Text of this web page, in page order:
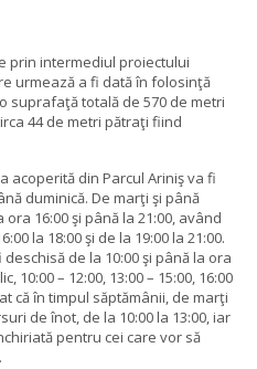
prin intermediul proiectului
urmează a fi dată în folosinţă
suprafaţă totală de 570 de metri
44 de metri pătraţi fiind
acoperită din Parcul Ariniş va fi
duminică. De marţi şi până
16:00 şi până la 21:00, având
la 18:00 şi de la 19:00 la 21:00.
de la 10:00 şi până la ora
10:00 – 12:00, 13:00 – 15:00, 16:00
că în timpul săptămânii, de marţi
de înot, de la 10:00 la 13:00, iar
pentru cei care vor să